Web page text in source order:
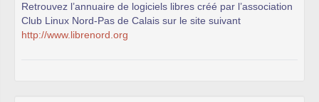
Retrouvez l’annuaire de logiciels libres créé par l’association
Club Linux Nord-Pas de Calais sur le site suivant
http://www.librenord.org